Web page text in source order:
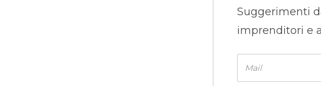
Suggerimenti
imprenditori e